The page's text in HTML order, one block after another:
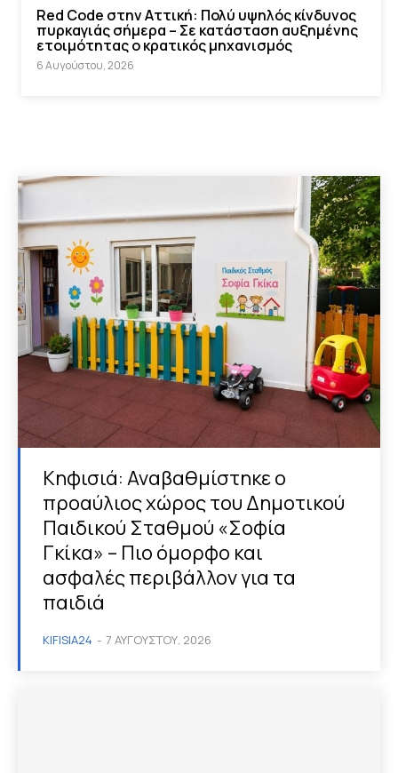
Red Code στην Αττική: Πολύ υψηλός κίνδυνος
πυρκαγιάς σήμερα – Σε κατάσταση αυξημένης
ετοιμότητας ο κρατικός μηχανισμός
6 Αυγούστου, 2026
Κηφισιά: Αναβαθμίστηκε ο
προαύλιος χώρος του Δημοτικού
Παιδικού Σταθμού «Σοφία
Γκίκα» – Πιο όμορφο και
ασφαλές περιβάλλον για τα
παιδιά
KIFISIA24 - 7 ΑΥΓΟΎΣΤΟΥ, 2026